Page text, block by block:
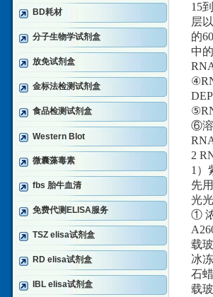
BD耗材
分子生物学试剂盒
放免试剂盒
金标法检测试剂盒
食品检测试剂盒
Western Blot
微囊藻毒素
fbs 胎牛血清
免费代测ELISA服务
TSZ elisa试剂盒
RD elisa试剂盒
IBL elisa试剂盒
15
层
的
中
⑥溶
2
1）
先
光
①
载
冰
石
载